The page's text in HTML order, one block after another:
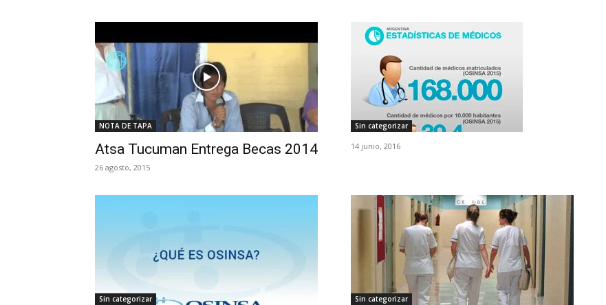
NOTA DE TAPA
Atsa Tucuman Entrega Becas 2014
26 agosto, 2015
Sin categorizar
14 junio, 2016
Sin categorizar Sin categorizar